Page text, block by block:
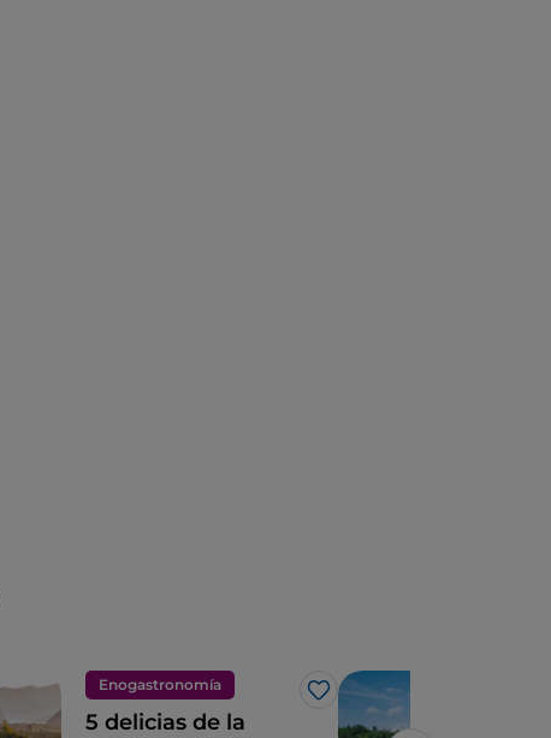
Enogastronomía
Me gusta
5 delicias de la